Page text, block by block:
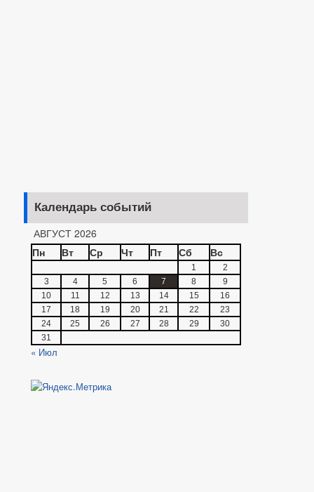
Календарь событий
АВГУСТ 2026
Пн
Вт Ср Чт Пт Сб Вс
1
2
3
4 5 6 7 8
9
10
11 12 13 14 15
16
17
18 19 20 21 22
23
24
25 26 27 28 29
30
31
« Июл